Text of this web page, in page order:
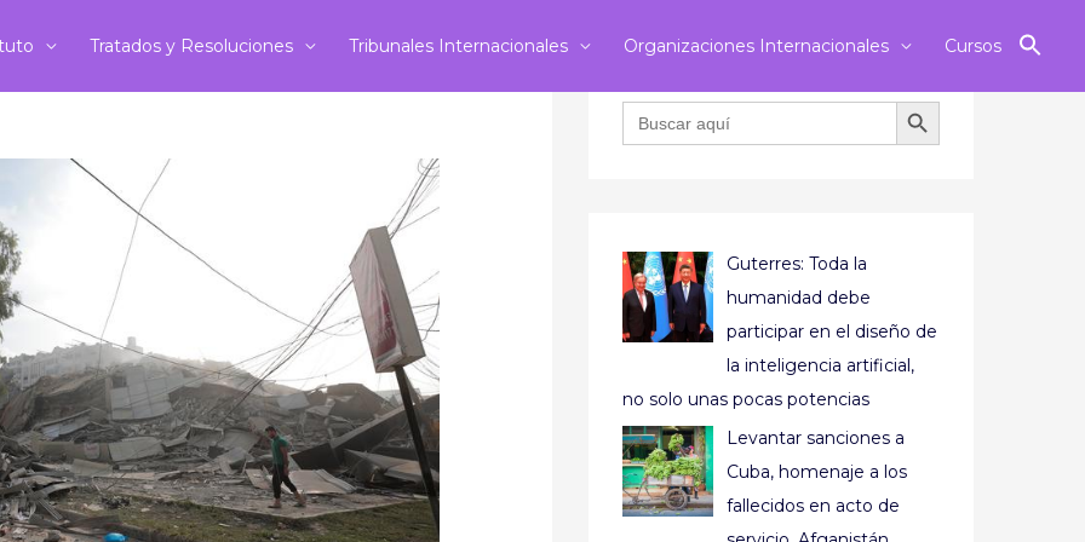
Tratados y Resoluciones Tribunales Internacionales Organizaciones Internacionales Cursos
Buscar: BOTÓN DE BÚSQUEDA
Guterres: Toda la
humanidad debe
participar en el diseño de
la inteligencia artificial,
no solo unas pocas potencias
Levantar sanciones a
Cuba, homenaje a los
fallecidos en acto de